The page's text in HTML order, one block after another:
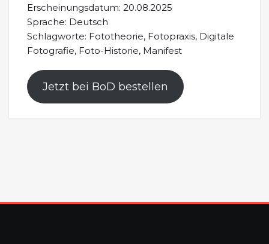
Erscheinungsdatum: 20.08.2025
Sprache: Deutsch
Schlagworte: Fototheorie, Fotopraxis, Digitale
Fotografie, Foto-Historie, Manifest
Jetzt bei BoD bestellen